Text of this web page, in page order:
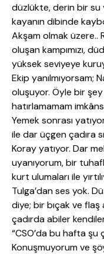
düzlükte, derin bir su
kayanın dibinde
Akşam olmak üzere..
oluşan kampımızı,
yüksek seviyeye
Ekip yanılmıyorsam;
oluşuyor. Öyle bir şey
hatırlamamam
Yemek sonrası
ile dar üçgen çadıra
Koray yatıyor. Dar
uyanıyorum, bir
kurt ulumaları ile
Tulga’dan ses yok.
diye; bir bıçak ve flaş
çadırda abiler
“CSO’da bu hafta şu
Konuşmuyorum ve